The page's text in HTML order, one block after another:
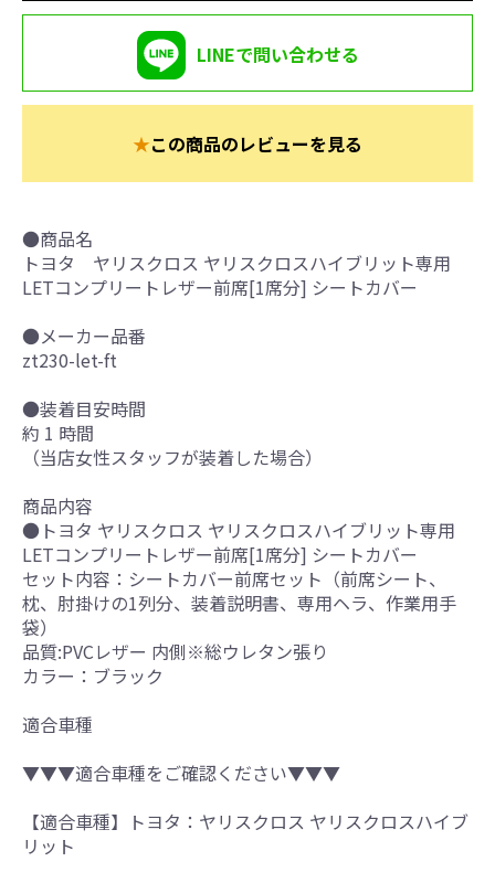
LINEで問い合わせる
★この商品のレビューを見る
●商品名
トヨタ ヤリスクロス ヤリスクロスハイブリット専用
LETコンプリートレザー前席[1席分] シートカバー
●メーカー品番
zt230-let-ft
●装着目安時間
約 1 時間
（当店女性スタッフが装着した場合）
商品内容
●トヨタ ヤリスクロス ヤリスクロスハイブリット専用
LETコンプリートレザー前席[1席分] シートカバー
セット内容：シートカバー前席セット（前席シート、
枕、肘掛けの1列分、装着説明書、専用ヘラ、作業用手
袋）
品質:PVCレザー 内側※総ウレタン張り
カラー：ブラック
適合車種
▼▼▼適合車種をご確認ください▼▼▼
【適合車種】トヨタ：ヤリスクロス ヤリスクロスハイブ
リット